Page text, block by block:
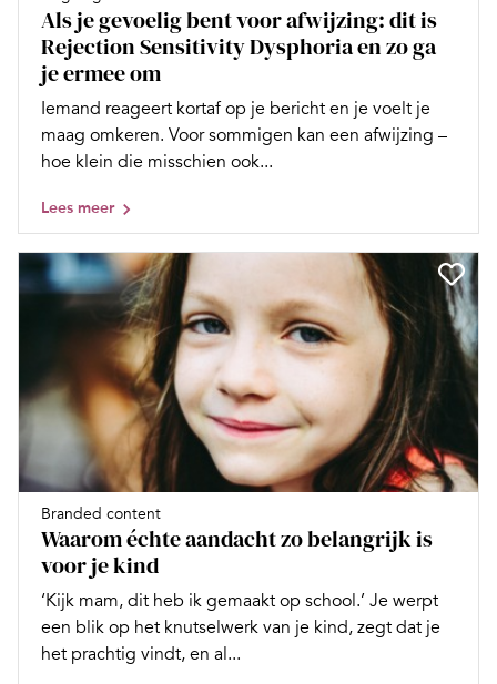
Als je gevoelig bent voor afwijzing: dit is
Rejection Sensitivity Dysphoria en zo ga
je ermee om
Iemand reageert kortaf op je bericht en je voelt je
maag omkeren. Voor sommigen kan een afwijzing –
hoe klein die misschien ook...
Lees meer
Branded content
Waarom échte aandacht zo belangrijk is
voor je kind
‘Kijk mam, dit heb ik gemaakt op school.’ Je werpt
een blik op het knutselwerk van je kind, zegt dat je
het prachtig vindt, en al...